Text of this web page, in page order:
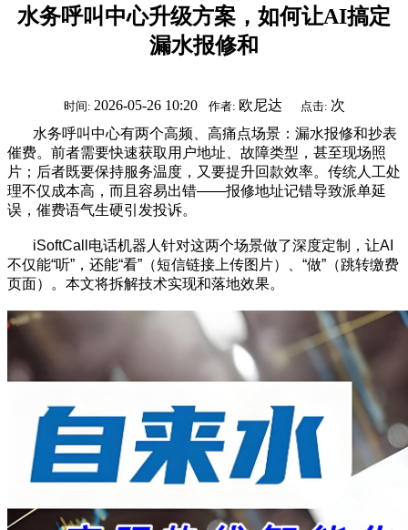
水务呼叫中心升级方案，如何让AI搞定
漏水报修和
时间: 2026-05-26 10:20 作者: 欧尼达 点击: 次
水务呼叫中心有两个高频、高痛点场景：漏水报修和抄表
催费。前者需要快速获取用户地址、故障类型，甚至现场照
片；后者既要保持服务温度，又要提升回款效率。传统人工处
理不仅成本高，而且容易出错——报修地址记错导致派单延
误，催费语气生硬引发投诉。
iSoftCall电话机器人针对这两个场景做了深度定制，让AI
不仅能“听”，还能“看”（短信链接上传图片）、“做”（跳转缴费
页面）。本文将拆解技术实现和落地效果。